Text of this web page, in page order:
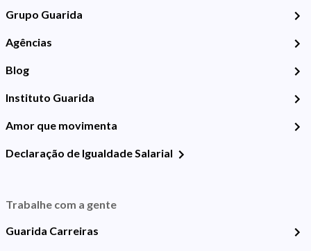
Grupo Guarida
Agências
Blog
Instituto Guarida
Amor que movimenta
Declaração de Igualdade Salarial
Trabalhe com a gente
Guarida Carreiras